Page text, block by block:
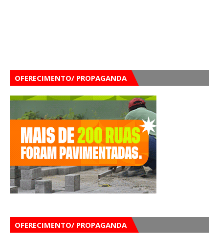
OFERECIMENTO/ PROPAGANDA
OFERECIMENTO/ PROPAGANDA